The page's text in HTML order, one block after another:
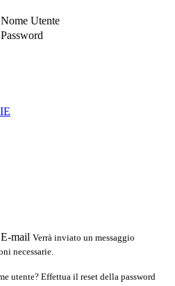
Nome Utente
Password
E-mail Verrà inviato un messaggio
necessarie.
utente? Effettua il reset della password